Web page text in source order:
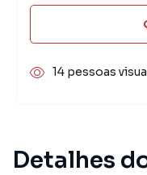
Detalhes
14 pessoas